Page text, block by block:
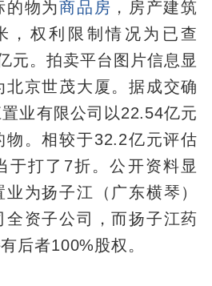
的物为商品房 ，房产建筑
，权利限制情况为已查
元。拍卖平台图片信息显
北京世茂大厦。据成交确
业有限公司以22.54亿元
物。相较于32.2亿元评估
于打了7折。公开资料显
为扬子江（广东横琴）
全资子公司，而扬子江药
后者100%股权。